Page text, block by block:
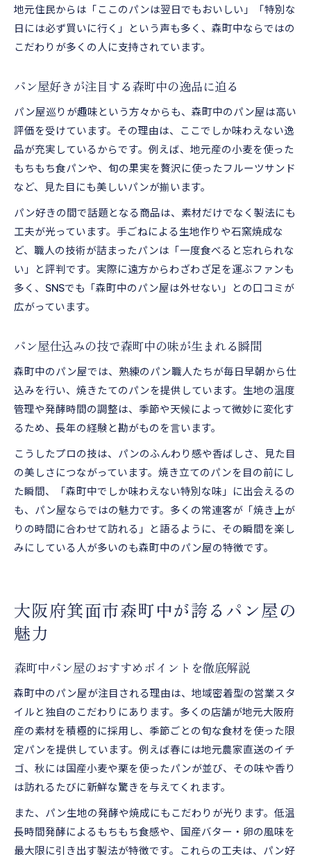
地元住民からは「ここのパンは翌日でもおいしい」「特別な
日には必ず買いに行く」という声も多く、森町中ならではの
こだわりが多くの人に支持されています。
パン屋好きが注目する森町中の逸品に迫る
パン屋巡りが趣味という方々からも、森町中のパン屋は高い
評価を受けています。その理由は、ここでしか味わえない逸
品が充実しているからです。例えば、地元産の小麦を使った
もちもち食パンや、旬の果実を贅沢に使ったフルーツサンド
など、見た目にも美しいパンが揃います。
パン好きの間で話題となる商品は、素材だけでなく製法にも
工夫が光っています。手ごねによる生地作りや石窯焼成な
ど、職人の技術が詰まったパンは「一度食べると忘れられな
い」と評判です。実際に遠方からわざわざ足を運ぶファンも
多く、SNSでも「森町中のパン屋は外せない」との口コミが
広がっています。
パン屋仕込みの技で森町中の味が生まれる瞬間
森町中のパン屋では、熟練のパン職人たちが毎日早朝から仕
込みを行い、焼きたてのパンを提供しています。生地の温度
管理や発酵時間の調整は、季節や天候によって微妙に変化す
るため、長年の経験と勘がものを言います。
こうしたプロの技は、パンのふんわり感や香ばしさ、見た目
の美しさにつながっています。焼き立てのパンを目の前にし
た瞬間、「森町中でしか味わえない特別な味」に出会えるの
も、パン屋ならではの魅力です。多くの常連客が「焼き上が
りの時間に合わせて訪れる」と語るように、その瞬間を楽し
みにしている人が多いのも森町中のパン屋の特徴です。
大阪府箕面市森町中が誇るパン屋の
魅力
森町中パン屋のおすすめポイントを徹底解説
森町中のパン屋が注目される理由は、地域密着型の営業スタ
イルと独自のこだわりにあります。多くの店舗が地元大阪府
産の素材を積極的に採用し、季節ごとの旬な食材を使った限
定パンを提供しています。例えば春には地元農家直送のイチ
ゴ、秋には国産小麦や栗を使ったパンが並び、その味や香り
は訪れるたびに新鮮な驚きを与えてくれます。
また、パン生地の発酵や焼成にもこだわりが光ります。低温
長時間発酵によるもちもち食感や、国産バター・卵の風味を
最大限に引き出す製法が特徴です。これらの工夫は、パン好